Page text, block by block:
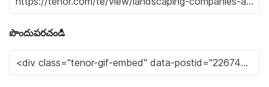
పొందుపరచండి